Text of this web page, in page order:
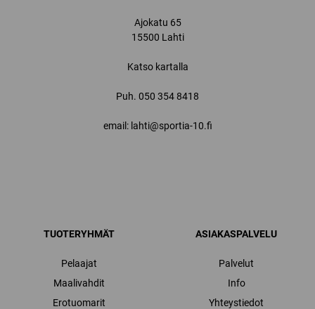
Ajokatu 65
15500 Lahti
Katso kartalla
Puh. 050 354 8418
email: lahti@sportia-10.fi
TUOTERYHMÄT
Pelaajat
Maalivahdit
Erotuomarit
ASIAKASPALVELU
Palvelut
Info
Yhteystiedot